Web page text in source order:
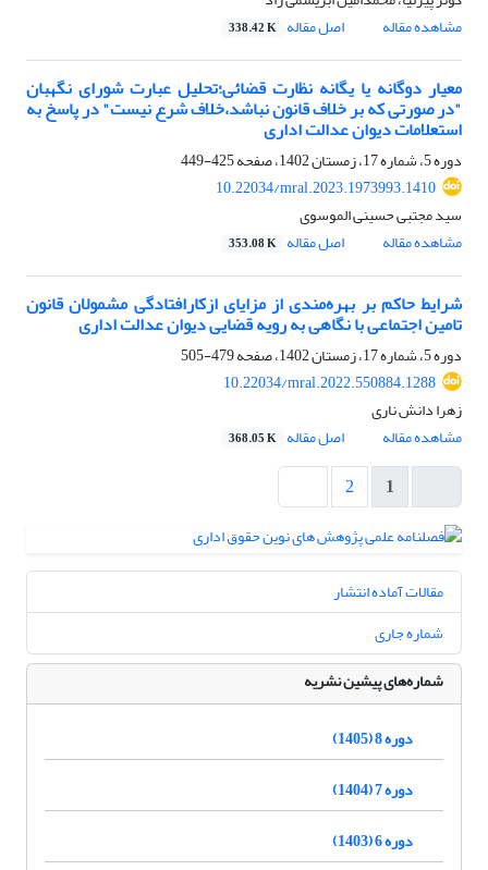
مشاهده مقاله
اصل مقاله 338.42 K
معیار دوگانه یا یگانه نظارت قضائی؛تحلیل عبارت شورای نگهبان
"در صورتی که بر خلاف قانون نباشد،خلاف شرع نیست" در پاسخ به
استعلامات دیوان عدالت اداری
دوره 5، شماره 17، زمستان 1402، صفحه
425-449
10.22034/mral.2023.1973993.1410
سید مجتبی حسینی الموسوی
مشاهده مقاله
اصل مقاله 353.08 K
شرایط حاکم بر بهره‌مندی از مزایای ازکارافتادگی مشمولان قانون
تامین اجتماعی با نگاهی به رویه قضایی دیوان عدالت اداری
دوره 5، شماره 17، زمستان 1402، صفحه
479-505
10.22034/mral.2022.550884.1288
زهرا دانش ناری
مشاهده مقاله
اصل مقاله 368.05 K
1
2
مقالات آماده انتشار
شماره جاری
شماره‌های پیشین نشریه
دوره 8 (1405)
دوره 7 (1404)
دوره 6 (1403)